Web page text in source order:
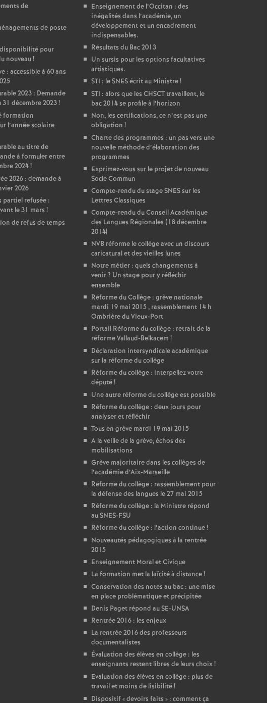
de
de poste
pour
nouveau!
: accessible à 60 ans
2023 : Demande
31 décembre 2023!
formation
l’année scolaire
au titre de
à formuler entre
2024!
2026 : demande à
2026
partiel refusée :
le 31 mars !
de refus de temps
Enseignement de l’Occitan : des
inégalités dans l’académie, un
développement et un encadrement
indispensables.
Résultats du Bac 2013
Un sursis pour les options facultatives
artistiques.
STI : le SNES écrit au Ministre!
STI : alors que les CHSCT travaillent, le
bac 2014 se profile à l’horizon
Non, les certifications, ce n’est pas une
obligation !
Charte des programmes : un pas vers une
nouvelle méthode d’élaboration des
programmes
Exprimez-vous sur le projet de nouveau
Socle Commun
Compte-rendu du stage SNES sur les
Lettres Classiques
Compte-rendu du Conseil Académique
des Langues Régionales (18 décembre
2014)
NVB réforme le collège avec un discours
caricatural et des vieilles lunes
Notre métier : quels changements à
venir? Un stage pour y réfléchir
ensemble
Réforme du Collège : grève nationale
mardi 19 mai 2015 , rassemblement 14 h
Ombrière du Vieux-Port
Portail Réforme du collège : retrait de la
réforme Vallaud-Belkacem !
Déclaration intersyndicale académique
sur la réforme du collège
Réforme du collège : interpellez votre
député!
Une autre réforme du collège est possible
Réforme du collège : deux jours pour
analyser et réfléchir
Tous en grève mardi 19 mai 2015
A la veille de la grève, échos des
mobilisations
Grève majoritaire dans les collèges de
l’académie d’Aix-Marseille
Réforme du collège : rassemblement pour
la défense des langues le 27 mai 2015
Réforme du collège : la Ministre répond
au SNES-FSU
Réforme du collège : l’action continue!
Nouveautés pédagogiques à la rentrée
2015
Enseignement Moral et Civique
La formation met la laïcité à distance!
Conservation des notes au bac : une mise
en place problématique et précipitée
Denis Paget répond au SE-UNSA
Rentrée 2016 : les enjeux
La rentrée 2016 des professeurs
documentalistes
Évaluation des élèves en collège : les
enseignants restent libres de leurs choix!
Evaluation des élèves en collège : plus de
travail et moins de lisibilité!
Dispositif «devoirs faits » : comment ça